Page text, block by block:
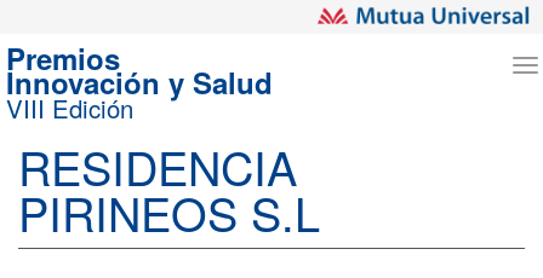
Premios
Innovación y Salud
VIII Edición
RESIDENCIA
PIRINEOS S.L